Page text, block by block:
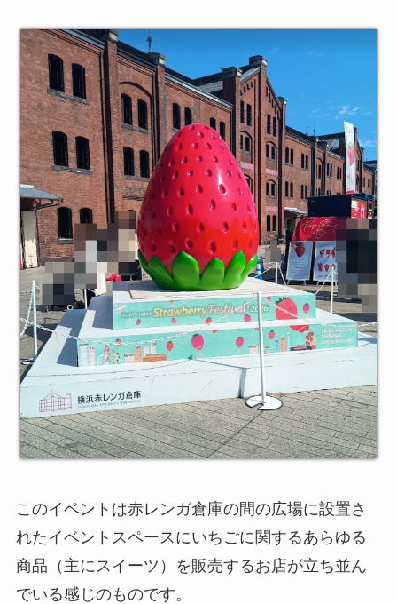
このイベントは赤レンガ倉庫の間の広場に設置さ
れたイベントスペースにいちごに関するあらゆる
商品（主にスイーツ）を販売するお店が立ち並ん
でいる感じのものです。